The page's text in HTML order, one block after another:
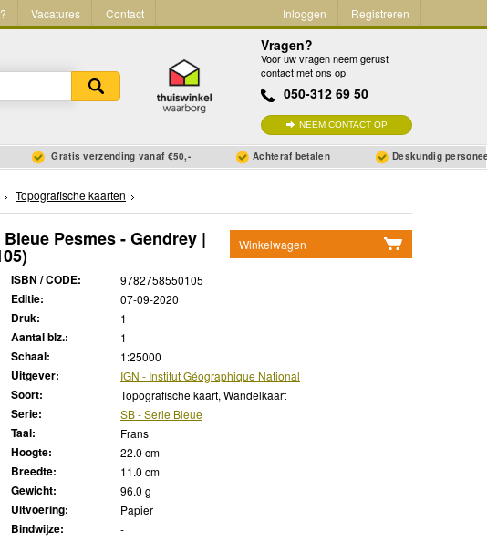
Vacatures Contact Inloggen Registreren
Vragen?
Voor uw vragen neem gerust
contact met ons op!
050-312 69 50
NEEM CONTACT OP
Gratis verzending vanaf €50,- Achteraf betalen Deskundig
Topografische kaarten
Winkelwagen
Pesmes - Gendrey |
ISBN / CODE: 9782758550105
Editie: 07-09-2020
Druk: 1
Aantal blz.: 1
Schaal: 1:25000
Uitgever: IGN - Institut Géographique National
Soort: Topografische kaart, Wandelkaart
Serie: SB - Serie Bleue
Taal: Frans
Hoogte: 22.0 cm
Breedte: 11.0 cm
Gewicht: 96.0 g
Uitvoering: Papier
Bindwijze:
-